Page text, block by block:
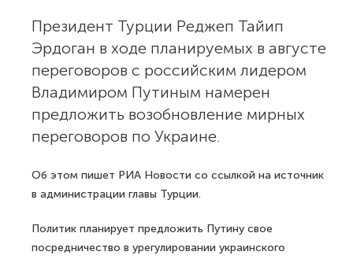
Президент Турции Реджеп Тайип
Эрдоган в ходе планируемых в августе
переговоров с российским лидером
Владимиром Путиным намерен
предложить возобновление мирных
переговоров по Украине.
Об этом пишет РИА Новости со ссылкой на источник
в администрации главы Турции.
Политик планирует предложить Путину свое
посредничество в урегулировании украинского